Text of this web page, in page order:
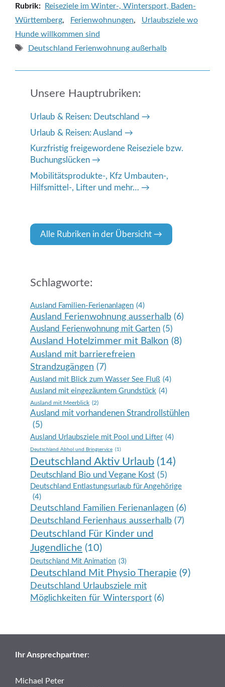
Kategorien
Reiseziele im Winter-, Wintersport, Baden-
Württemberg, Ferienwohnungen,
Urlaubsziele wo
Hunde willkommen sind
Schlagwörter
Deutschland Ferienwohnung außerhalb
Unsere Hauptrubriken:
Urlaub & Reisen: Deutschland
Urlaub & Reisen: Ausland
Kurzfristig freigewordene Reiseziele bzw.
Buchungslücken
Mobilitätsprodukte-, Kfz Umbauten-,
Hilfsmittel-, Lifter und mehr…
Alle Rubriken in der Übersicht
Schlagworte:
Ausland Familien-Ferienanlagen (4)
Ausland Ferienwohnung ausserhalb (6)
Ausland Ferienwohnung mit Garten (5)
Ausland Hotelzimmer mit Balkon (8)
Ausland mit barrierefreien
Strandzugängen (7)
Ausland mit Blick zum Wasser See Fluß (4)
Ausland mit eingezäuntem Grundstück (4)
Ausland mit Meerblick (2)
Ausland mit vorhandenen Strandrollstühlen
(5)
Ausland Urlaubsziele mit Pool und Lifter (4)
Deutschland Abhol und Bringservice (1)
Deutschland Aktiv Urlaub (14)
Deutschland Bio und Vegane Kost (5)
Deutschland Entlastungsurlaub für Angehörige
(4)
Deutschland Familien Ferienanlagen (6)
Deutschland Ferienhaus ausserhalb (7)
Deutschland Für Kinder und
Jugendliche (10)
Deutschland Mit Animation (3)
Deutschland Mit Physio Therapie (9)
Deutschland Urlaubsziele mit
Möglichkeiten für Wintersport (6)
Ihr Ansprechpartner:
Michael Peter